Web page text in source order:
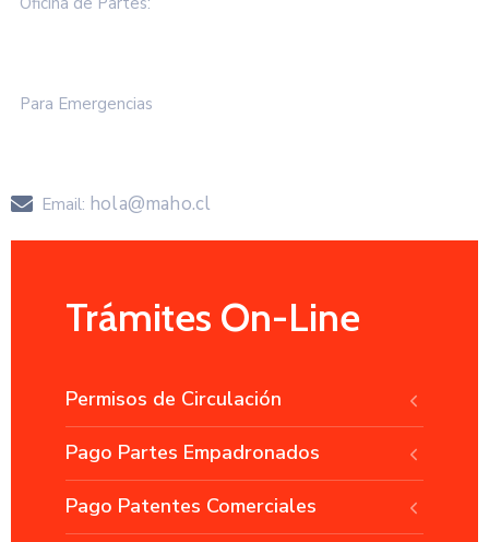
Para Emergencias
Email: hola@maho.cl
Trámites On-Line
Permisos de Circulación
Pago Partes Empadronados
Pago Patentes Comerciales